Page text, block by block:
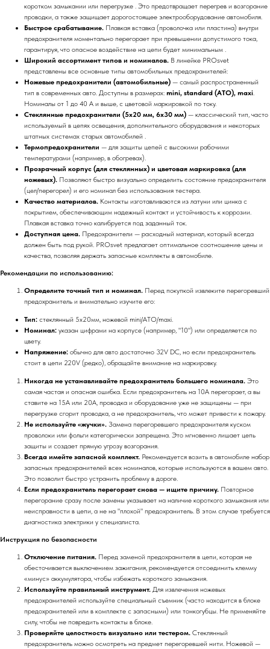
коротком замыкании или перегрузке . Это предотвращает перегрев и возгорание
проводки, а также защищает дорогостоящее электрооборудование автомобиля.
Быстрое срабатывание. Плавкая вставка (проволочка или пластина) внутри
предохранителя моментально перегорает при превышении допустимого тока,
гарантируя, что опасное воздействие на цепи будет минимальным .
Широкий ассортимент типов и номиналов. В линейке PROsvet
представлены все основные типы автомобильных предохранителей:
Ножевые предохранители (автомобильные) — самый распространенный
тип в современных авто. Доступны в размерах: mini, standard (ATO), maxi.
Номиналы от 1 до 40 А и выше, с цветовой маркировкой по току.
Стеклянные предохранители (5x20 мм, 6x30 мм) — классический тип, часто
используемый в цепях освещения, дополнительного оборудования и некоторых
штатных системах старых автомобилей .
Термопредохранители — для защиты цепей с высокими рабочими
температурами (например, в обогревах).
Прозрачный корпус (для стеклянных) и цветовая маркировка (для
ножевых). Позволяют быстро визуально определить состояние предохранителя
(цел/перегорел) и его номинал без использования тестера.
Качество материалов. Контакты изготавливаются из латуни или цинка с
покрытием, обеспечивающим надежный контакт и устойчивость к коррозии.
Плавкая вставка точно калибруется под заданный ток.
Доступная цена. Предохранители — расходный материал, который всегда
должен быть под рукой. PROsvet предлагает оптимальное соотношение цены и
качества, позволяя держать запасные комплекты в автомобиле.
Рекомендации по использованию:
Определите точный тип и номинал. Перед покупкой извлеките перегоревший
предохранитель и внимательно изучите его:
Тип: стеклянный 5x20мм, ножевой mini/ATO/maxi.
Номинал: указан цифрами на корпусе (например, "10") или определяется по
цвету.
Напряжение: обычно для авто достаточно 32V DC, но если предохранитель
стоит в цепи 220V (редко), обращайте внимание на маркировку.
Никогда не устанавливайте предохранитель большего номинала. Это
самая частая и опасная ошибка. Если предохранитель на 10А перегорает, а вы
ставите на 15А или 20А, проводка и оборудование уже не защищены — при
перегрузке сгорит проводка, а не предохранитель, что может привести к пожару.
Не используйте «жучки». Замена перегоревшего предохранителя куском
проволоки или фольги категорически запрещена. Это мгновенно лишает цепь
защиты и создает прямую угрозу возгорания.
Всегда имейте запасной комплект. Рекомендуется возить в автомобиле набор
запасных предохранителей всех номиналов, которые используются в вашем авто.
Это позволит быстро устранить проблему в дороге.
Если предохранитель перегорает снова — ищите причину. Повторное
перегорание сразу после замены указывает на наличие короткого замыкания или
неисправности в цепи, а не на "плохой" предохранитель. В этом случае требуется
диагностика электрики у специалиста.
Инструкция по безопасности
Отключение питания. Перед заменой предохранителя в цепи, которая не
обесточивается выключением зажигания, рекомендуется отсоединить клемму
«минус» аккумулятора, чтобы избежать короткого замыкания.
Используйте правильный инструмент. Для извлечения ножевых
предохранителей используйте специальный съемник (часто находится в блоке
предохранителей или в комплекте с запасными) или тонкогубцы. Не применяйте
силу, чтобы не повредить контакты в блоке.
Проверяйте целостность визуально или тестером. Стеклянный
предохранитель можно осмотреть на предмет перегоревшей нити. Ножевой —